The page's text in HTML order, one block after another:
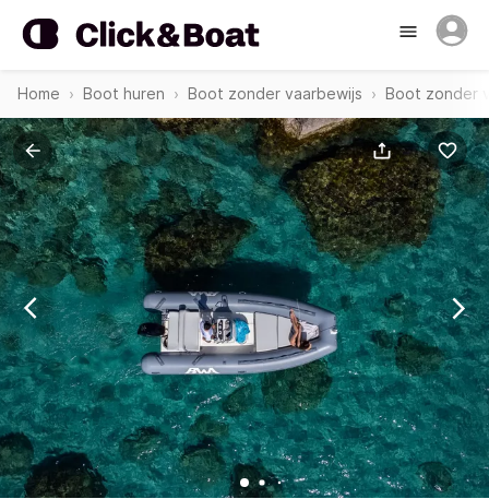
Home Boot huren Boot zonder vaarbewijs Boot zonder